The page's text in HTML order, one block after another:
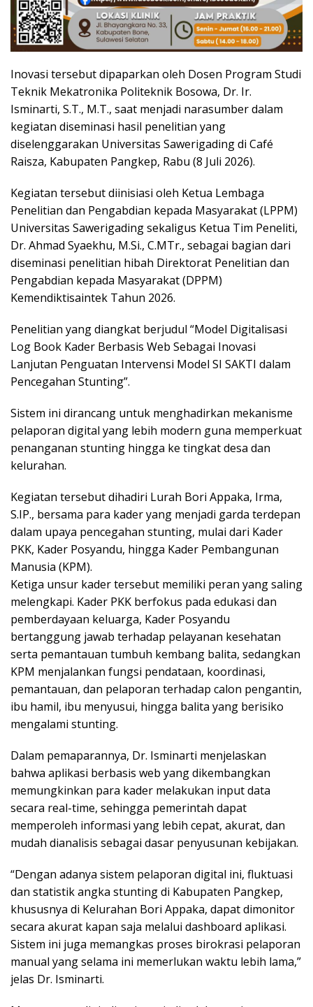
Inovasi tersebut dipaparkan oleh Dosen Program Studi
Teknik Mekatronika Politeknik Bosowa, Dr. Ir.
Isminarti, S.T., M.T., saat menjadi narasumber dalam
kegiatan diseminasi hasil penelitian yang
diselenggarakan Universitas Sawerigading di Café
Raisza, Kabupaten Pangkep, Rabu (8 Juli 2026).
Kegiatan tersebut diinisiasi oleh Ketua Lembaga
Penelitian dan Pengabdian kepada Masyarakat (LPPM)
Universitas Sawerigading sekaligus Ketua Tim Peneliti,
Dr. Ahmad Syaekhu, M.Si., C.MTr., sebagai bagian dari
diseminasi penelitian hibah Direktorat Penelitian dan
Pengabdian kepada Masyarakat (DPPM)
Kemendiktisaintek Tahun 2026.
Penelitian yang diangkat berjudul “Model Digitalisasi
Log Book Kader Berbasis Web Sebagai Inovasi
Lanjutan Penguatan Intervensi Model SI SAKTI dalam
Pencegahan Stunting”.
Sistem ini dirancang untuk menghadirkan mekanisme
pelaporan digital yang lebih modern guna memperkuat
penanganan stunting hingga ke tingkat desa dan
kelurahan.
Kegiatan tersebut dihadiri Lurah Bori Appaka, Irma,
S.IP., bersama para kader yang menjadi garda terdepan
dalam upaya pencegahan stunting, mulai dari Kader
PKK, Kader Posyandu, hingga Kader Pembangunan
Manusia (KPM).
Ketiga unsur kader tersebut memiliki peran yang saling
melengkapi. Kader PKK berfokus pada edukasi dan
pemberdayaan keluarga, Kader Posyandu
bertanggung jawab terhadap pelayanan kesehatan
serta pemantauan tumbuh kembang balita, sedangkan
KPM menjalankan fungsi pendataan, koordinasi,
pemantauan, dan pelaporan terhadap calon pengantin,
ibu hamil, ibu menyusui, hingga balita yang berisiko
mengalami stunting.
Dalam pemaparannya, Dr. Isminarti menjelaskan
bahwa aplikasi berbasis web yang dikembangkan
memungkinkan para kader melakukan input data
secara real-time, sehingga pemerintah dapat
memperoleh informasi yang lebih cepat, akurat, dan
mudah dianalisis sebagai dasar penyusunan kebijakan.
“Dengan adanya sistem pelaporan digital ini, fluktuasi
dan statistik angka stunting di Kabupaten Pangkep,
khususnya di Kelurahan Bori Appaka, dapat dimonitor
secara akurat kapan saja melalui dashboard aplikasi.
Sistem ini juga memangkas proses birokrasi pelaporan
manual yang selama ini memerlukan waktu lebih lama,”
jelas Dr. Isminarti.